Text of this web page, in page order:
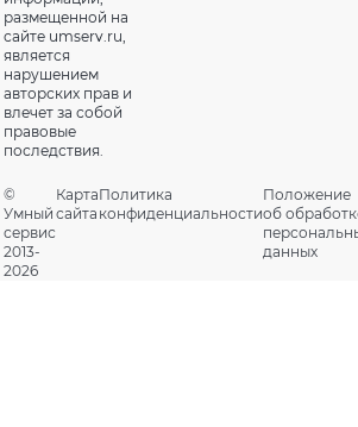
размещенной на
сайте umserv.ru,
является
нарушением
авторских прав и
влечет за собой
правовые
последствия.
©
Умный
сервис
2013-
2026
Карта
сайта
Политика
конфиденциальности
Положение
об
данных